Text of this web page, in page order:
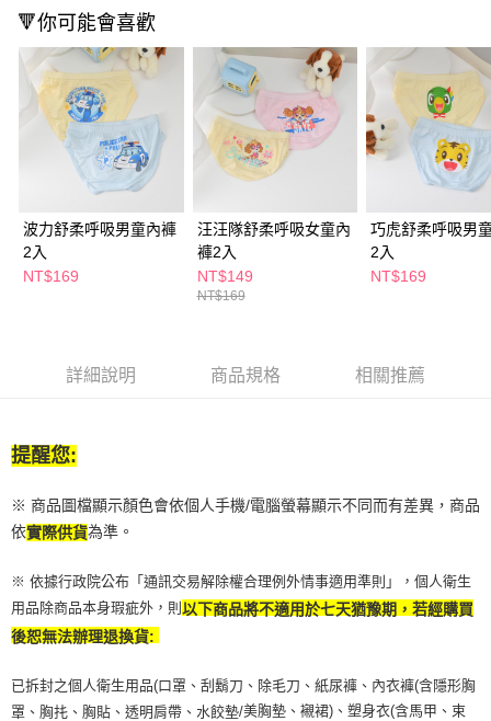
２．便利：只要手機號碼，簡訊認證，即可結帳。
３．安心：先確認商品／服務後，再付款。
【「AFTEE先享後付」結帳流程】
１．於結帳方式選擇「AFTEE先享後付」後，將跳轉至「AFTEE先享後付」
結帳頁面，進行簡訊認證並確認金額後，即可完成結帳。
２．訂單成立數日內，您將收到繳費通知簡訊。
３．收到繳費通知簡訊後14天內，點擊此簡訊中的連結，可透過四大超商／
ATM／網路銀行／等多元方式進行付款，方視為交易完成。
※ 請注意：結帳手續完成當下不需立刻繳費，但若您需要取消訂單，請聯絡
後付繳納相關費用。
※ 交易是否成功請以「AFTEE先享後付 」之結帳頁面顯示為準，若有關於
客戶支援中心」
https://netprotections.freshdesk.com/support/home
易，需依本服務之必要範圍內提供個人資料，並將交易相關給付款項請求債
權轉讓予恩沛科技股份有限公司。
３．未成年的使用者請事先徵得法定代理人或監護人之同意方可使用
「AFTEE先享後付」，若未經同意申辦者引起之損失，本公司不負相關責
４．使用「AFTEE先享後付」時，將依據個別帳號之用戶狀況，依本公司即
時審查核予不同之上限額度；若仍有額度不足之情形，本公司將視審查結果
請求用戶進行身份認證。
恩沛科技股份有限公司將有權停止該用戶之使用額度並採取法律行動。
全家取貨付款
每筆NT$65，滿NT$390(含以上)免運費
付款後全家取貨
每筆NT$65，滿NT$390(含以上)免運費
萊爾富取貨付款
付款後萊爾富取貨
每筆NT$65，滿NT$490(含以上)免運費
付款後7-11取貨
宅配(本島)
付款後寶雅門市自取(由倉庫統一出貨)
🔻你可能會喜歡
波力舒柔呼吸男童內褲
2入
NT$169
汪汪隊舒柔呼吸女童內
褲2入
NT$149
NT$169
巧虎舒柔呼吸男
2入
NT$169
詳細說明 商品規格 相關推薦
提醒您:
※ 商品圖檔顯示顏色會依個人手機/電腦螢幕顯示不同而有差異，商品
依實際供貨為準。
※ 依據行政院公布「通訊交易解除權合理例外情事適用準則」，個人衛生
用品除商品本身瑕疵外，則 以下商品將不適用於七天猶豫期，若經購買
後恕無法辦理退換貨:
已拆封之個人衛生用品(口罩、刮鬍刀、除毛刀、紙尿褲、內衣褲(含隱形胸
罩、胸扥、胸貼、透明肩帶、水餃墊/美胸墊、襯裙)、塑身衣(含馬甲、束